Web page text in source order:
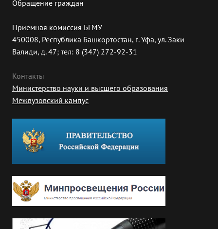
Обращение граждан
Приёмная комиссия БГМУ
450008, Республика Башкортостан, г. Уфа, ул. Заки
Валиди, д. 47; тел: 8 (347) 272-92-31
Контакты
Министерство науки и высшего образования
Межвузовский кампус